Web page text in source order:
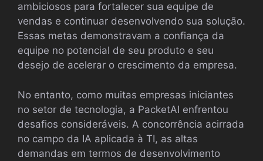
ambiciosos para fortalecer sua equipe de
vendas e continuar desenvolvendo sua solução.
Essas metas demonstravam a confiança da
equipe no potencial de seu produto e seu
desejo de acelerar o crescimento da empresa.
No entanto, como muitas empresas iniciantes
no setor de tecnologia, a PacketAI enfrentou
desafios consideráveis. A concorrência acirrada
no campo da IA aplicada à TI, as altas
demandas em termos de desenvolvimento